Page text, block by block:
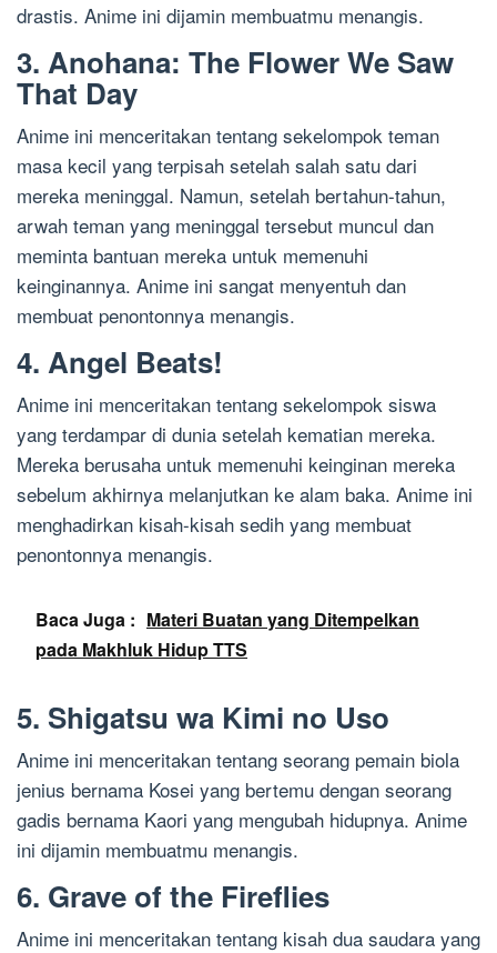
drastis. Anime ini dijamin membuatmu menangis.
3. Anohana: The Flower We Saw
That Day
Anime ini menceritakan tentang sekelompok teman
masa kecil yang terpisah setelah salah satu dari
mereka meninggal. Namun, setelah bertahun-tahun,
arwah teman yang meninggal tersebut muncul dan
meminta bantuan mereka untuk memenuhi
keinginannya. Anime ini sangat menyentuh dan
membuat penontonnya menangis.
4. Angel Beats!
Anime ini menceritakan tentang sekelompok siswa
yang terdampar di dunia setelah kematian mereka.
Mereka berusaha untuk memenuhi keinginan mereka
sebelum akhirnya melanjutkan ke alam baka. Anime ini
menghadirkan kisah-kisah sedih yang membuat
penontonnya menangis.
Baca Juga : Materi Buatan yang Ditempelkan
pada Makhluk Hidup TTS
5. Shigatsu wa Kimi no Uso
Anime ini menceritakan tentang seorang pemain biola
jenius bernama Kosei yang bertemu dengan seorang
gadis bernama Kaori yang mengubah hidupnya. Anime
ini dijamin membuatmu menangis.
6. Grave of the Fireflies
Anime ini menceritakan tentang kisah dua saudara yang